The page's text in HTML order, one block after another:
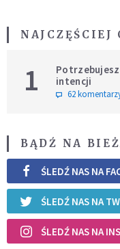
NAJCZĘŚCIEJ
1
intencji
62
BĄDŹ NA
ŚLEDŹ NAS NA
ŚLEDŹ NAS NA
ŚLEDŹ NAS NA